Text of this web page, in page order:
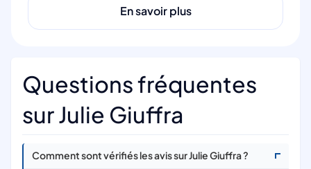
En savoir plus
Questions fréquentes
sur Julie Giuffra
Comment sont vérifiés les avis sur Julie Giuffra ?